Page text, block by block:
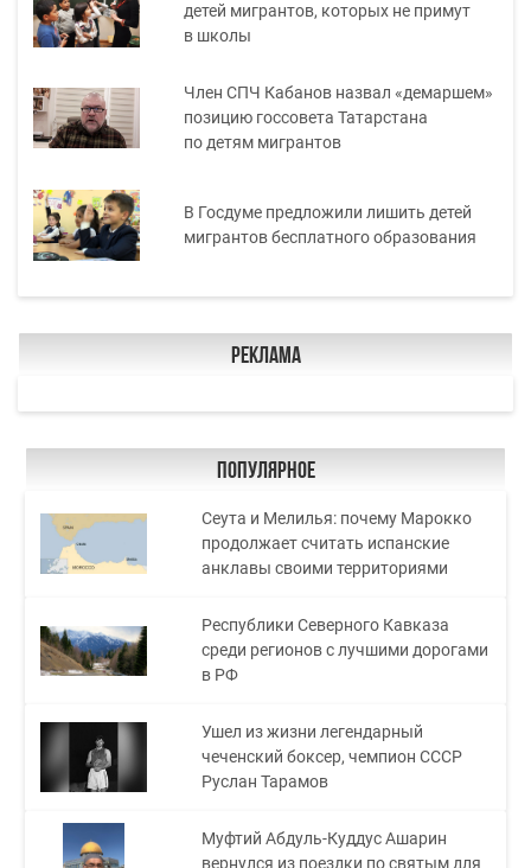
детей мигрантов, которых не примут
в школы
Член СПЧ Кабанов назвал «демаршем»
позицию госсовета Татарстана
по детям мигрантов
В Госдуме предложили лишить детей
мигрантов бесплатного образования
Реклама
Популярное
Сеута и Мелилья: почему Марокко
продолжает считать испанские
анклавы своими территориями
Республики Северного Кавказа
среди регионов с лучшими дорогами
в РФ
Ушел из жизни легендарный
чеченский боксер, чемпион СССР
Руслан Тарамов
Муфтий Абдуль-Куддус Ашарин
вернулся из поездки по святым для